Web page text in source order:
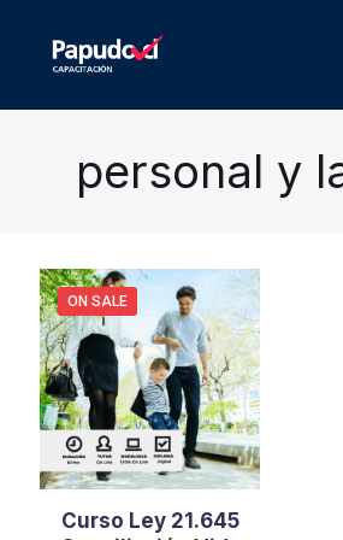
personal y
ON SALE
Curso Ley 21.645